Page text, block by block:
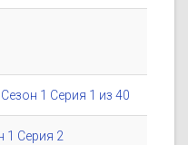
1 Серия 1 из 40
1 Серия 2